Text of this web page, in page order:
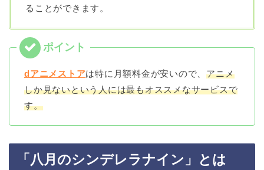
ることができます。
dアニメストアは特に月額料金が安いので、アニメ
しか見ないという人には最もオススメなサービスで
す。
「八月のシンデレラナイン」とは